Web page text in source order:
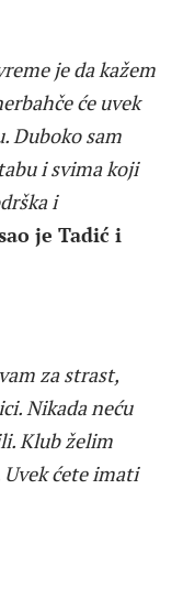
je da kažem
će uvek
Duboko sam
i svima koji
i
je Tadić i
za strast,
Nikada neću
Klub želim
ćete imati